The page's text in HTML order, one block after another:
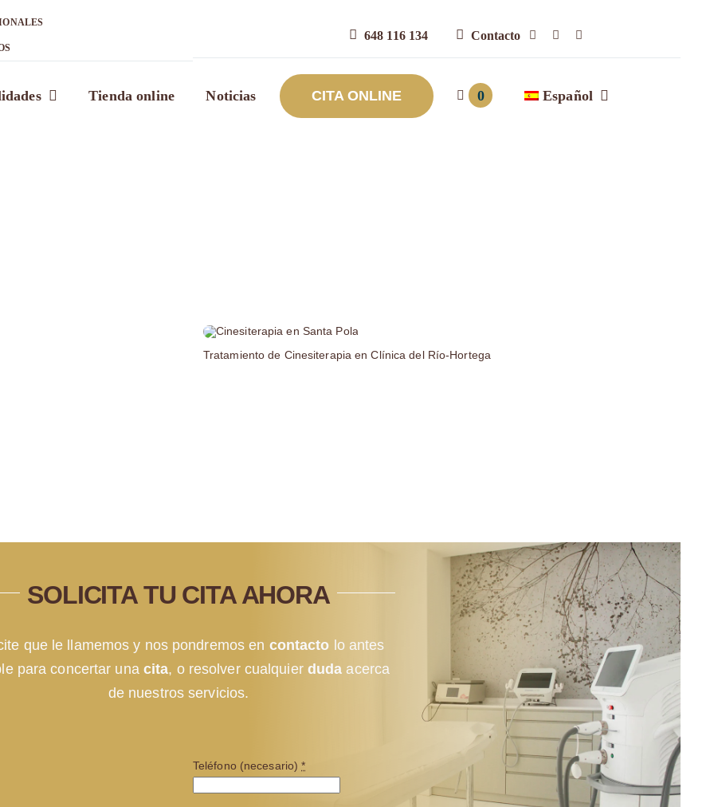
648 116 134 Contacto
Tienda online Noticias CITA ONLINE 0 Español
Tratamiento de Cinesiterapia en Clínica del Río-Hortega
SOLICITA TU CITA AHORA
que le llamemos y nos pondremos en contacto lo antes
para concertar una cita, o resolver cualquier duda acerca
de nuestros servicios.
Teléfono (necesario)*